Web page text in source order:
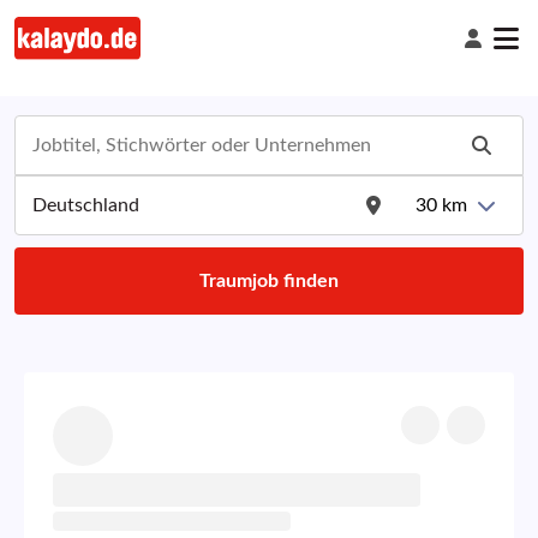
30 km
Traumjob finden